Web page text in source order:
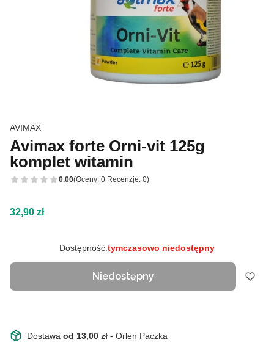
AVIMAX
Avimax forte Orni-vit 125g
komplet witamin
0.00(Oceny: 0 Recenzje: 0)
Cena
32,90 zł
Dostępność:tymczasowo niedostępny
Niedostępny
Dostawa od 13,00 zł - Orlen Paczka